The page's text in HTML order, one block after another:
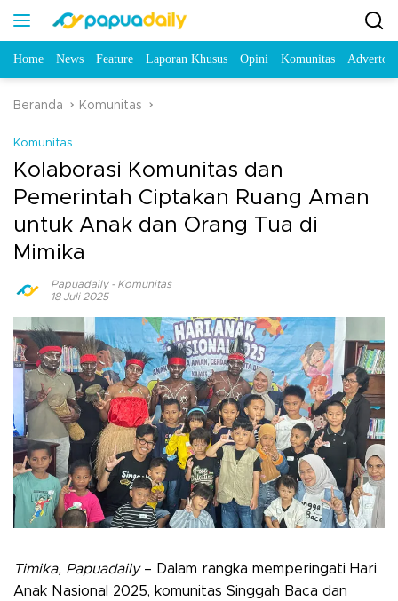
Home News Feature Laporan Khusus Opini Komunitas
Beranda Komunitas
Komunitas
Kolaborasi Komunitas dan
Pemerintah Ciptakan Ruang Aman
untuk Anak dan Orang Tua di
Mimika
Papuadaily- Komunitas
18 Juli 2025
Timika, Papuadaily– Dalam rangka memperingati Hari
Anak Nasional 2025, komunitas Singgah Baca dan